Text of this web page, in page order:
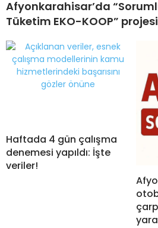
Afyonkarahisar’da
Tüketim EKO-KOOP” projesi
Haftada 4 gün çalışma
denemesi yapıldı: İşte
veriler!